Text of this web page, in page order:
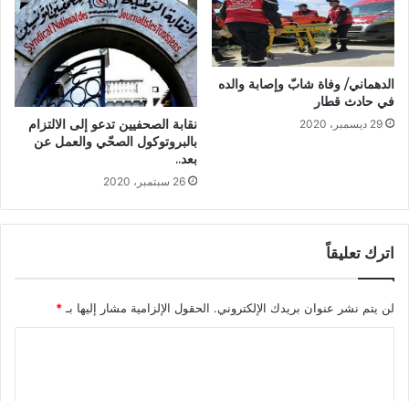
الدهماني/ وفاة شابّ وإصابة والده
في حادث قطار
29 ديسمبر، 2020
نقابة الصحفيين تدعو إلى الالتزام
بالبروتوكول الصحّي والعمل عن
بعد..
26 سبتمبر، 2020
اترك تعليقاً
لن يتم نشر عنوان بريدك الإلكتروني. الحقول الإلزامية مشار إليها بـ*